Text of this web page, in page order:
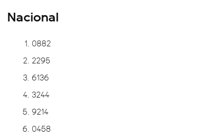
Nacional
0882
2295
6136
3244
9214
0458